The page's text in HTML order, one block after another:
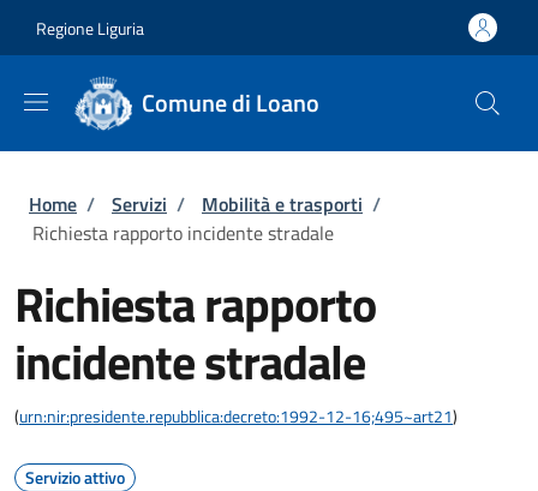
Regione Liguria
Comune di Loano
Briciole di pane
Home / Servizi / Mobilità e trasporti /
Richiesta rapporto incidente stradale
Richiesta rapporto
incidente stradale
(urn:nir:presidente.repubblica:decreto:1992-12-16;495~art21)
Servizio attivo